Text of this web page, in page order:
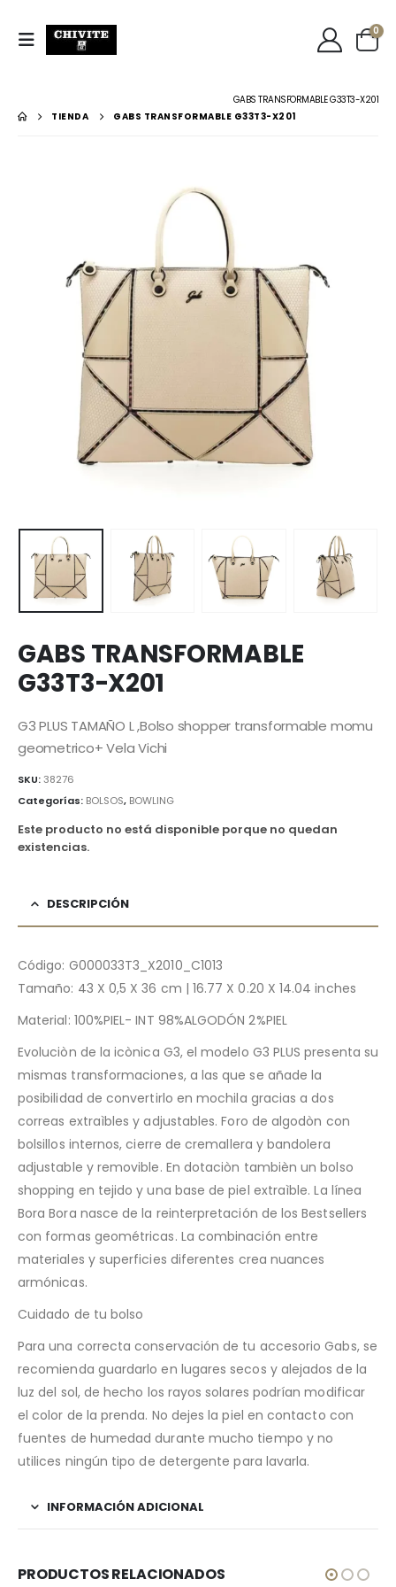
0
GABS TRANSFORMABLE G33T3-X201
TIENDA
GABS TRANSFORMABLE G33T3-X201
GABS TRANSFORMABLE
G33T3-X201
G3 PLUS TAMAÑO L ,Bolso shopper transformable momu
geometrico+ Vela Vichi
SKU:38276
Categorías: BOLSOS, BOWLING
Este producto no está disponible porque no quedan
existencias.
DESCRIPCIÓN
Código: G000033T3_X2010_C1013
Tamaño: 43 X 0,5 X 36 cm | 16.77 X 0.20 X 14.04 inches
Material: 100%PIEL- INT 98%ALGODÓN 2%PIEL
Evoluciòn de la icònica G3, el modelo G3 PLUS presenta su
mismas transformaciones, a las que se añade la
posibilidad de convertirlo en mochila gracias a dos
correas extraìbles y adjustables. Foro de algodòn con
bolsillos internos, cierre de cremallera y bandolera
adjustable y removible. En dotaciòn tambièn un bolso
shopping en tejido y una base de piel extraìble. La línea
Bora Bora nasce de la reinterpretación de los Bestsellers
con formas geométricas. La combinación entre
materiales y superficies diferentes crea nuances
armónicas.
Cuidado de tu bolso
Para una correcta conservación de tu accesorio Gabs, se
recomienda guardarlo en lugares secos y alejados de la
luz del sol, de hecho los rayos solares podrían modificar
el color de la prenda. No dejes la piel en contacto con
fuentes de humedad durante mucho tiempo y no
utilices ningún tipo de detergente para lavarla.
INFORMACIÓN ADICIONAL
PRODUCTOS RELACIONADOS